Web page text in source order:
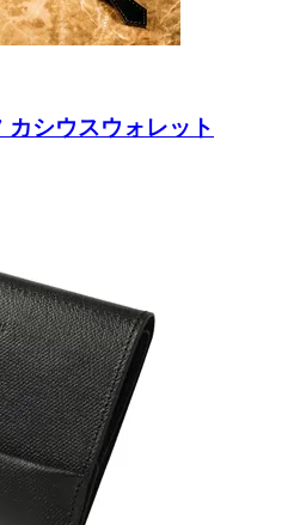
カシウスウォレット